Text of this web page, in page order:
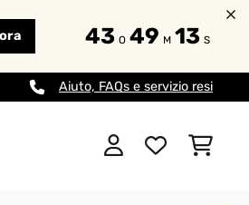
43 O 49 M 11 S
Aiuto, FAQs e servizio resi